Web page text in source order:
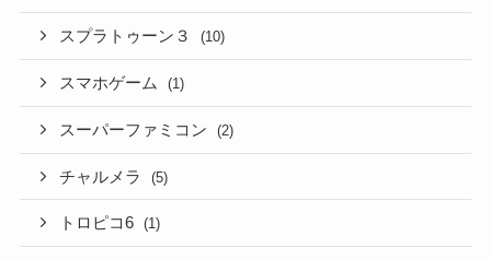
スプラトゥーン３ (10)
スマホゲーム (1)
スーパーファミコン (2)
チャルメラ (5)
トロピコ6 (1)